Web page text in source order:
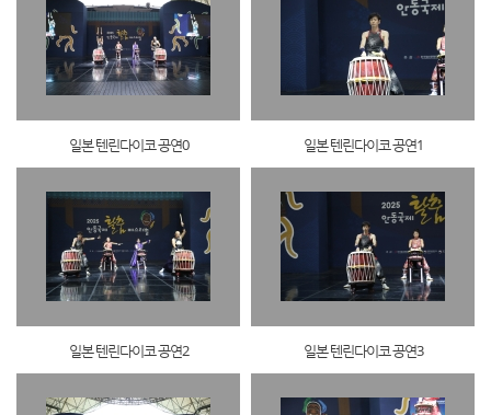
일본 텐린다이코 공연0 일본 텐린다이코 공연1
일본 텐린다이코 공연2 일본 텐린다이코 공연3